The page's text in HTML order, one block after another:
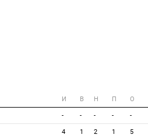
И В Н П О
- - - - -
4 1 2 1 5